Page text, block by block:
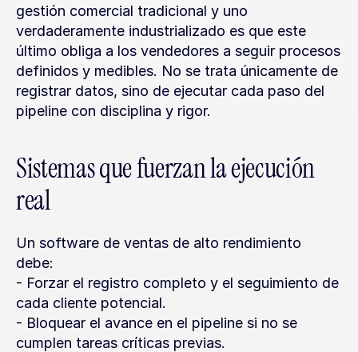
gestión comercial tradicional y uno
verdaderamente industrializado es que este
último obliga a los vendedores a seguir procesos
definidos y medibles. No se trata únicamente de
registrar datos, sino de ejecutar cada paso del
pipeline con disciplina y rigor.
Sistemas que fuerzan la ejecución
real
Un software de ventas de alto rendimiento
debe:
- Forzar el registro completo y el seguimiento de
cada cliente potencial.
- Bloquear el avance en el pipeline si no se
cumplen tareas críticas previas.